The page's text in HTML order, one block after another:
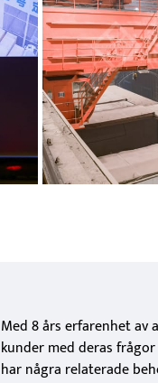
Med 8 års erfarenhet
kunder med deras
har några relaterade